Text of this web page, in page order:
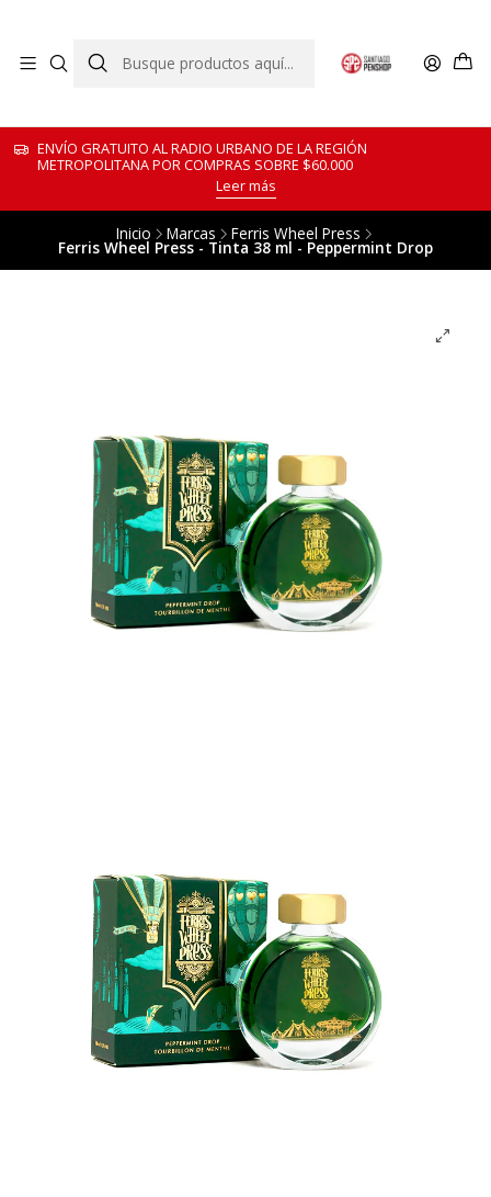
ENVÍO GRATUITO AL RADIO URBANO DE LA REGIÓN
METROPOLITANA POR COMPRAS SOBRE $60.000
Leer más
Inicio Marcas Ferris Wheel Press
Ferris Wheel Press - Tinta 38 ml - Peppermint Drop